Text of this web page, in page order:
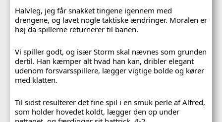
Halvleg, jeg får snakket tingene igennem med
drengene, og lavet nogle taktiske ændringer. Moralen er
høj da spillerne returnerer til banen.
Vi spiller godt, og især Storm skal nævnes som grunden
dertil. Han kæmper alt hvad han kan, dribler elegant
udenom forsvarsspillere, lægger vigtige bolde og kører
med klatten.
Til sidst resulterer det fine spil i en smuk perle af Alfred,
som holder hovedet koldt, lægger den op under